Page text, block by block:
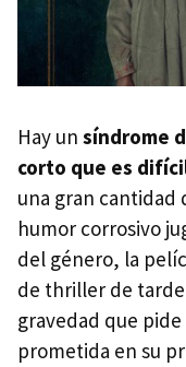
Hay un síndrome
corto que es
una gran cantidad
humor corrosivo
del género, la
de thriller de tarde
gravedad que
prometida en su